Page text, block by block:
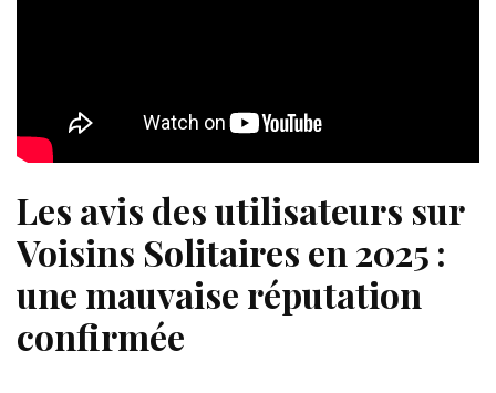
Les avis des utilisateurs sur
Voisins Solitaires en 2025 :
une mauvaise réputation
confirmée